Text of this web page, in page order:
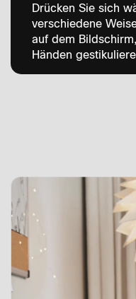
Drücken Sie sich
verschiedene
auf dem
Händen